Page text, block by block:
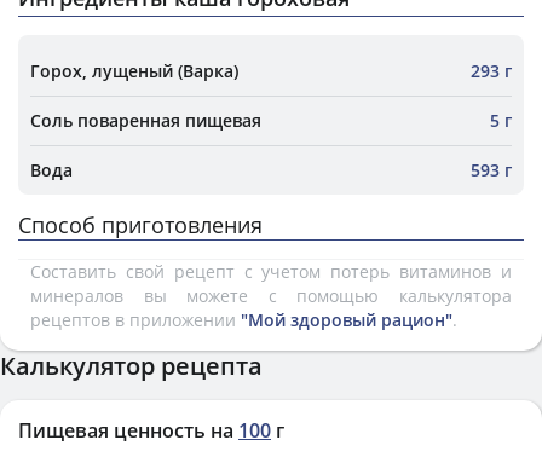
Горох, лущеный (Варка) 293 г
Соль поваренная пищевая 5 г
Вода 593 г
Способ приготовления
Составить свой рецепт с учетом потерь витаминов и
минералов вы можете с помощью калькулятора
рецептов в приложении "Мой здоровый рацион".
Калькулятор рецепта
Пищевая ценность на 100 г